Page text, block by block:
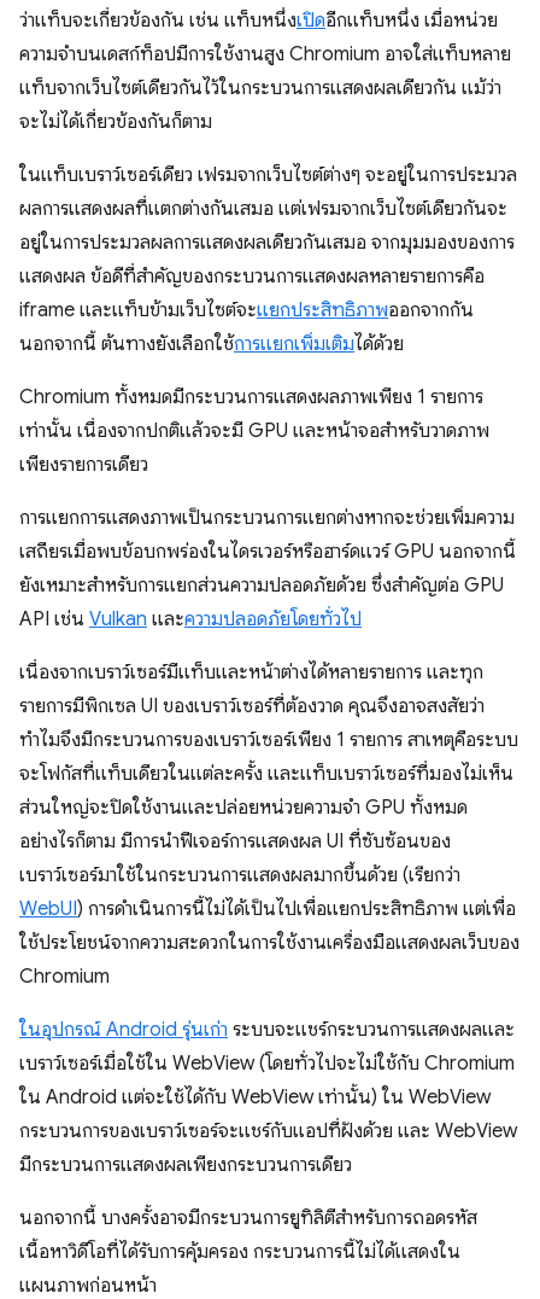
ว่าแท็บจะเกี่ยวข้องกัน เช่น แท็บหนึ่งเปิดอีกแท็บหนึ่ง เมื่อหน่วย
ความจำบนเดสก์ท็อปมีการใช้งานสูง Chromium อาจใส่แท็บหลาย
แท็บจากเว็บไซต์เดียวกันไว้ในกระบวนการแสดงผลเดียวกัน แม้ว่า
จะไม่ได้เกี่ยวข้องกันก็ตาม
ในแท็บเบราว์เซอร์เดียว เฟรมจากเว็บไซต์ต่างๆ จะอยู่ในการประมวล
ผลการแสดงผลที่แตกต่างกันเสมอ แต่เฟรมจากเว็บไซต์เดียวกันจะ
อยู่ในการประมวลผลการแสดงผลเดียวกันเสมอ จากมุมมองของการ
แสดงผล ข้อดีที่สำคัญของกระบวนการแสดงผลหลายรายการคือ
iframe และแท็บข้ามเว็บไซต์จะแยกประสิทธิภาพออกจากกัน
นอกจากนี้ ต้นทางยังเลือกใช้การแยกเพิ่มเติมได้ด้วย
Chromium ทั้งหมดมีกระบวนการแสดงผลภาพเพียง 1 รายการ
เท่านั้น เนื่องจากปกติแล้วจะมี GPU และหน้าจอสำหรับวาดภาพ
เพียงรายการเดียว
การแยกการแสดงภาพเป็นกระบวนการแยกต่างหากจะช่วยเพิ่มความ
เสถียรเมื่อพบข้อบกพร่องในไดรเวอร์หรือฮาร์ดแวร์ GPU นอกจากนี้
ยังเหมาะสำหรับการแยกส่วนความปลอดภัยด้วย ซึ่งสำคัญต่อ GPU
API เช่น Vulkan และความปลอดภัยโดยทั่วไป
เนื่องจากเบราว์เซอร์มีแท็บและหน้าต่างได้หลายรายการ และทุก
รายการมีพิกเซล UI ของเบราว์เซอร์ที่ต้องวาด คุณจึงอาจสงสัยว่า
ทำไมจึงมีกระบวนการของเบราว์เซอร์เพียง 1 รายการ สาเหตุคือระบบ
จะโฟกัสที่แท็บเดียวในแต่ละครั้ง และแท็บเบราว์เซอร์ที่มองไม่เห็น
ส่วนใหญ่จะปิดใช้งานและปล่อยหน่วยความจำ GPU ทั้งหมด
อย่างไรก็ตาม มีการนําฟีเจอร์การแสดงผล UI ที่ซับซ้อนของ
เบราว์เซอร์มาใช้ในกระบวนการแสดงผลมากขึ้นด้วย (เรียกว่า
WebUI) การดำเนินการนี้ไม่ได้เป็นไปเพื่อแยกประสิทธิภาพ แต่เพื่อ
ใช้ประโยชน์จากความสะดวกในการใช้งานเครื่องมือแสดงผลเว็บของ
Chromium
ในอุปกรณ์ Android รุ่นเก่า ระบบจะแชร์กระบวนการแสดงผลและ
เบราว์เซอร์เมื่อใช้ใน WebView (โดยทั่วไปจะไม่ใช้กับ Chromium
ใน Android แต่จะใช้ได้กับ WebView เท่านั้น) ใน WebView
กระบวนการของเบราว์เซอร์จะแชร์กับแอปที่ฝังด้วย และ WebView
มีกระบวนการแสดงผลเพียงกระบวนการเดียว
นอกจากนี้ บางครั้งอาจมีกระบวนการยูทิลิตีสำหรับการถอดรหัส
เนื้อหาวิดีโอที่ได้รับการคุ้มครอง กระบวนการนี้ไม่ได้แสดงใน
แผนภาพก่อนหน้า